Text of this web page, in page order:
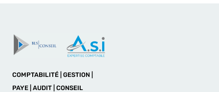
COMPTABILITÉ | GESTION |
PAYE | AUDIT | CONSEIL